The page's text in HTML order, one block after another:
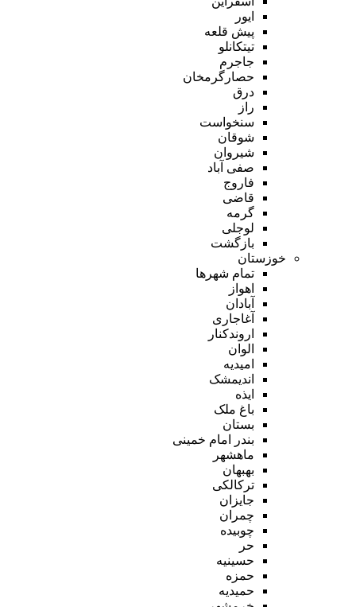
ایور
پیش قلعه
تیتکانلو
جاجرم
حصارگرمخان
درق
راز
سنخواست
شوقان
شیروان
صفی آباد
فاروج
قاضی
گرمه
لوجلی
بازگشت
خوزستان
تمام شهر‌ها
اهواز
آبادان
آغاجاری
اروندکنار
الوان
امیدیه
اندیمشک
ایذه
باغ ملک
بستان
بندر امام خمینی
ماهشهر
بهبهان
ترکالکی
جایزان
چمران
چوبیده
حر
حسینیه
حمزه
حمیدیه